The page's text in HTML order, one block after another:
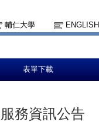
輔仁大學 ENGLISH
表單下載
服務資訊公告